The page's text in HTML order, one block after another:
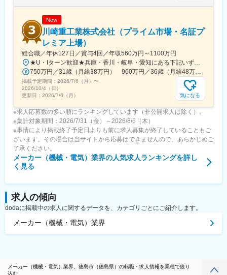
New
川崎重工業株式会社（プライム市場・名証プ
レミア上場）
総合職／年休127日／賞与4回／年収560万円～1100万円
★U・Iターン歓迎★兵庫・香川・岐阜・愛知にある下記いずれかの事業所・神戸工場／兵庫県神戸市中央区・西神工場／兵庫県神戸市西区・西神戸工場／兵庫県神戸市西区・明石工場／兵庫県明石市・播磨工場／兵庫県加古郡・岐阜工場／岐阜県各務原市・名古屋第一工場／愛知県弥富市・名古屋第二工場／愛知県海部郡・坂出工場／香川県坂出市・神戸本社／兵庫県神戸市中央区・東京本社／東京都港区 など※受動喫煙対策実施
750万円／31歳（月給38万円） 960万円／36歳（月給48万円）
掲載予定期間： 2026/7/6（月） 〜
2026/10/4（日）
更新日： 2026/7/6（月） 気になる
※求人応募数の多い順にランキングしています（非公開求人は除く）。
※集計対象期間：2026/7/31（金）～2026/8/6（木）
※事情により掲載終了予定日よりも前に求人募集が終了していることもご
ざいます。その場合は当サイトから応募はできませんので、あらかじめご
了承ください。
メーカー（機械・電気）業界の人気求人ランキングを詳し
く見る
求人の傾向
dodaに掲載中の求人に関するデータを、カテゴリごとにご紹介します。
メーカー（機械・電気）業界
メーカー（機械・電気）業界、徳島市（徳島県）の転職・求人情報を業種で絞り
込む